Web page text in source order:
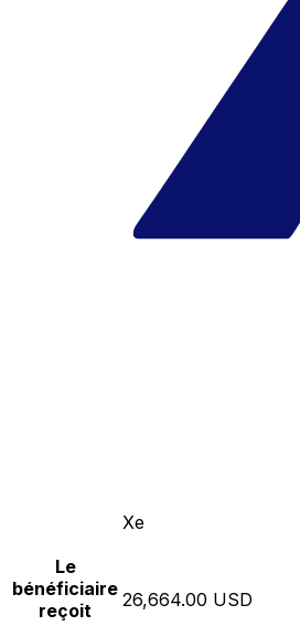
Xe
Le
bénéficiaire
reçoit
26,664.00 USD